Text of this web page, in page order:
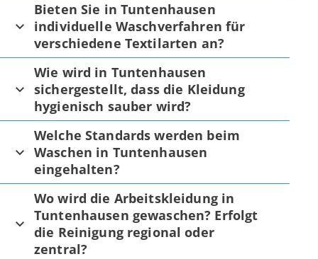
Bieten Sie in Tuntenhausen
individuelle Waschverfahren für
verschiedene Textilarten an?
Wie wird in Tuntenhausen
sichergestellt, dass die Kleidung
hygienisch sauber wird?
Welche Standards werden beim
Waschen in Tuntenhausen
eingehalten?
Wo wird die Arbeitskleidung in
Tuntenhausen gewaschen? Erfolgt
die Reinigung regional oder
zentral?